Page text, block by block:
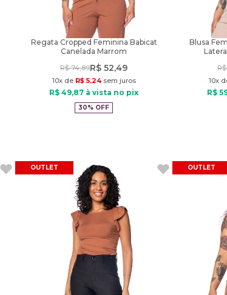
Regata Cropped Feminina Babicat
Canelada Marrom
R$ 74,89R$ 52,49
10x de R$ 5,24sem juros
R$ 49,87 à vista no pix
30% OFF
Blusa
R$
10x
R$
OUTLET OUTLET